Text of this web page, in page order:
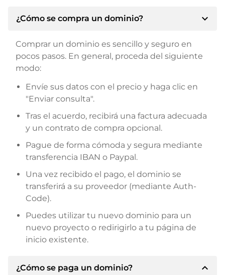
¿Cómo se compra un dominio? expand_more
Comprar un dominio es sencillo y seguro en
pocos pasos. En general, proceda del siguiente
modo:
Envíe sus datos con el precio y haga clic en
"Enviar consulta".
Tras el acuerdo, recibirá una factura adecuada
y un contrato de compra opcional.
Pague de forma cómoda y segura mediante
transferencia IBAN o Paypal.
Una vez recibido el pago, el dominio se
transferirá a su proveedor (mediante Auth-
Code).
Puedes utilizar tu nuevo dominio para un
nuevo proyecto o redirigirlo a tu página de
inicio existente.
¿Cómo se paga un dominio? expand_less